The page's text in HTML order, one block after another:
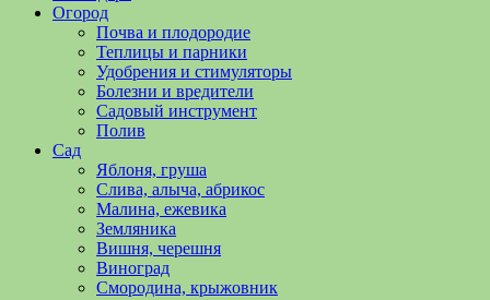
Огородничество
огородничество
полезные
уходу
овощами,
растениями
Поможем
Огород
Почва и плодородие
Теплицы и парники
Удобрения и стимуляторы
Болезни и вредители
Садовый инструмент
Полив
Сад
Яблоня, груша
Слива, алыча, абрикос
Малина, ежевика
Земляника
Вишня, черешня
Виноград
Смородина, крыжовник